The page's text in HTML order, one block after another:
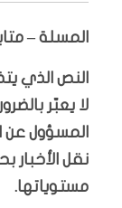
المسلة –
النص الذي
لا يعبّر
المسؤول
نقل الأخبار
مستوياتها.